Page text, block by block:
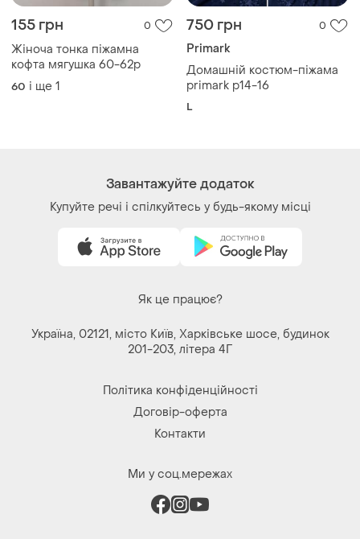
155 грн 0
Жіноча тонка піжамна
кофта мягушка 60-62р
60 і ще 1
750 грн 0
Primark
Домашній костюм-піжама
primark p14-16
L
Завантажуйте додаток
Купуйте речі і спілкуйтесь у будь-якому місці
Як це працює?
Україна, 02121, місто Київ, Харківське шосе, будинок
201-203, літера 4Г
Політика конфіденційності
Договір-оферта
Контакти
Ми у соц.мережах